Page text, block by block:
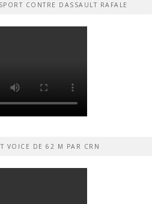
CONTRE DASSAULT RAFALE
VOICE DE 62 M PAR CRN